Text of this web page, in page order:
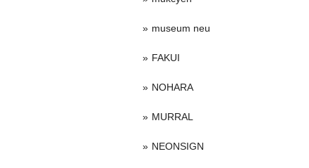
museum neu
FAKUI
NOHARA
MURRAL
NEONSIGN